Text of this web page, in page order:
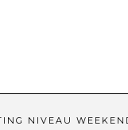
NIVEAU